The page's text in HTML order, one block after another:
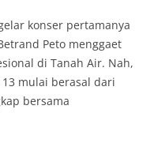
konser pertamanya
Peto menggaet
di Tanah Air. Nah,
mulai berasal dari
bersama